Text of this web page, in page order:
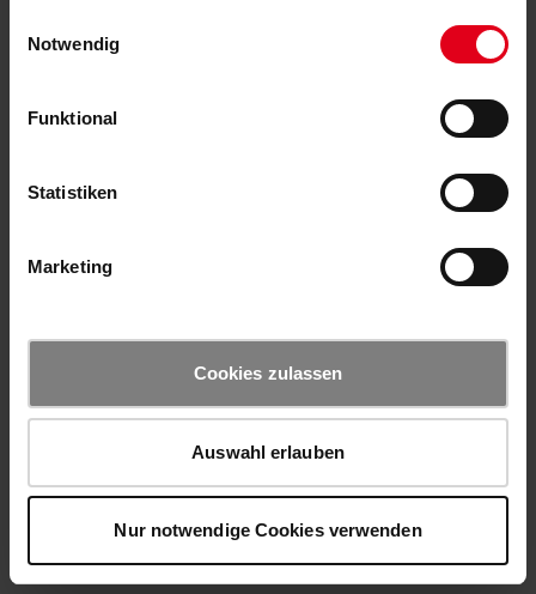
Notwendig
Funktional
Statistiken
Marketing
Cookies zulassen
Auswahl erlauben
Nur notwendige Cookies verwenden